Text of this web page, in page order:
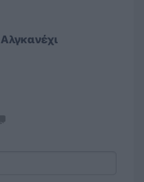
Αλγκανέχι